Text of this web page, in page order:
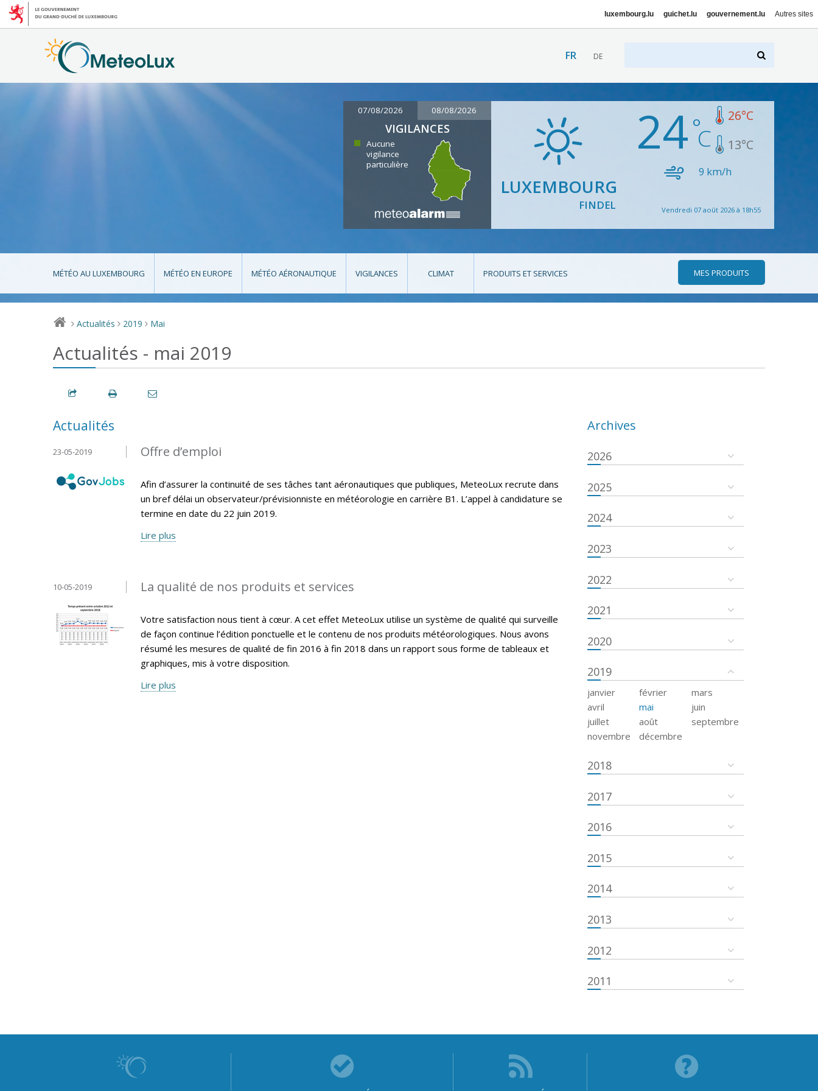
luxembourg.lu guichet.lu gouvernement.lu Autres sites
FR DE
07/08/2026 08/08/2026
VIGILANCES
Aucune
vigilance
particulière
LUXEMBOURG
FINDEL
24 26°C
13°C
9 km/h
Vendredi 07 août 2026 à 18h55
MÉTÉO AU LUXEMBOURG MÉTÉO EN EUROPE MÉTÉO AÉRONAUTIQUE VIGILANCES CLIMAT PRODUITS ET SERVICES MES PRODUITS
> Actualités > 2019 > Mai
Actualités - mai 2019
Actualités
Offre d’emploi
23-05-2019
Afin d’assurer la continuité de ses tâches tant aéronautiques que publiques, MeteoLux recrute dans
un bref délai un observateur/prévisionniste en météorologie en carrière B1. L’appel à candidature se
termine en date du 22 juin 2019.
Lire plus
La qualité de nos produits et services
10-05-2019
Votre satisfaction nous tient à cœur. A cet effet MeteoLux utilise un système de qualité qui surveille
de façon continue l’édition ponctuelle et le contenu de nos produits météorologiques. Nous avons
résumé les mesures de qualité de fin 2016 à fin 2018 dans un rapport sous forme de tableaux et
graphiques, mis à votre disposition.
Lire plus
Archives
2026
2025
2024
2023
2022
2021
2020
2019
janvier février
mars
avril
mai
juin
juillet
août
septembre
novembre
décembre
2018
2017
2016
2015
2014
2013
2012
2011